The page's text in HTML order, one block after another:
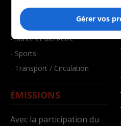
- Environnement
- Faits divers
- Santé et bien-être
- Sports
- Transport / Circulation
ÉMISSIONS
Avec la participation du
Gérer vos